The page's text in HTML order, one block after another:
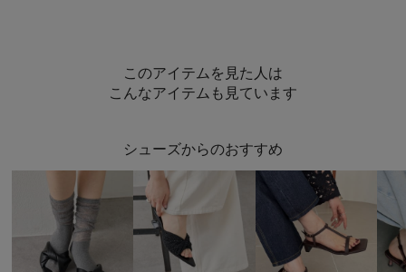
このアイテムを見た人は
こんなアイテムも見ています
シューズからのおすすめ